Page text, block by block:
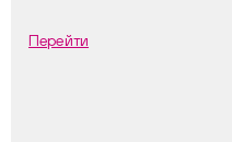
Перейти